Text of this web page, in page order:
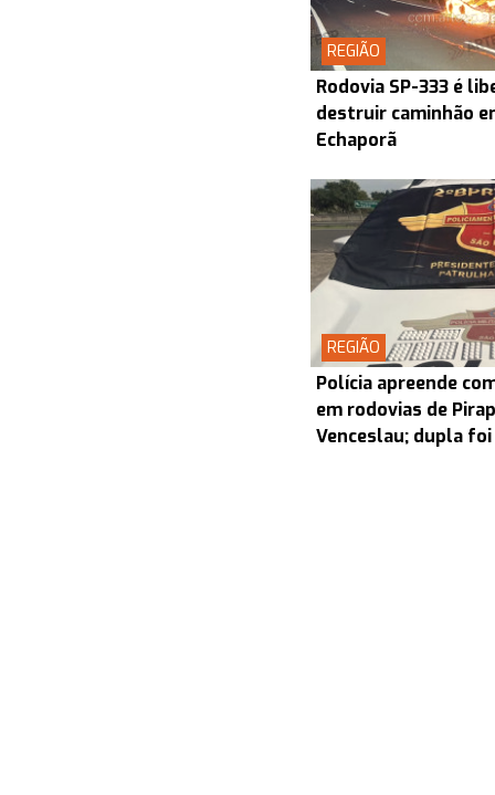
REGIÃO
Rodovia SP-333 é
destruir caminhão
Echaporã
REGIÃO
Polícia apreende
em rodovias de
Venceslau; dupla